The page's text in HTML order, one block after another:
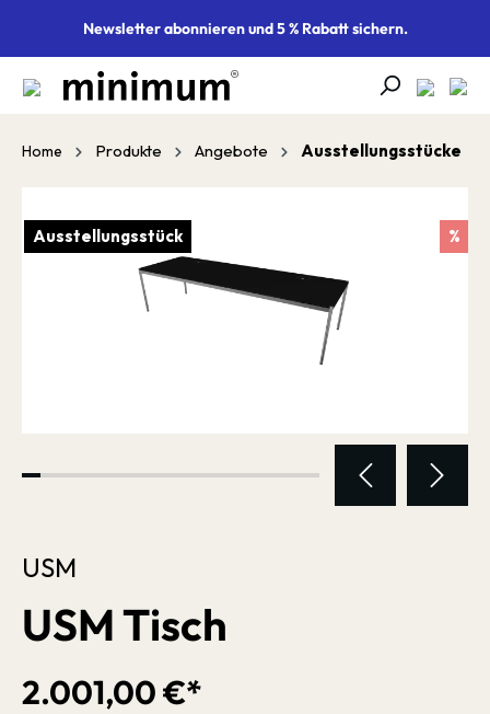
springenNewsletter abonnieren und 5 % Rabatt sichern.
Home Produkte Angebote Ausstellungsstücke
%
Ausstellungsstück
USM
USM Tisch
2.001,00 €*